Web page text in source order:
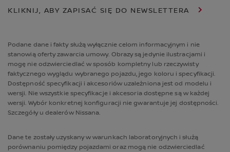
KLIKNIJ, ABY ZAPISAĆ SIĘ DO NEWSLETTERA
Podane dane i fakty służą wyłącznie celom informacyjnym i nie
stanowią oferty zawarcia umowy. Obrazy są jedynie ilustracjami i
mogę nie odzwierciedlać w sposób kompletny lub rzeczywisty
faktycznego wyglądu wybranego pojazdu, jego koloru i specyfikacji.
Dostępność specyfikacji i akcesoriów uzależniona jest od modelu i
wersji. Nie wszystkie specyfikacje i akcesoria dostępne są w każdej
wersji. Wybór konkretnej konfiguracji nie gwarantuje jej dostępności.
Szczegóły u dealerów Nissana.
Dane te zostały uzyskany w warunkach laboratoryjnych i służą
porównaniu pomiędzy pojazdami oraz mogą nie odzwierciedlać